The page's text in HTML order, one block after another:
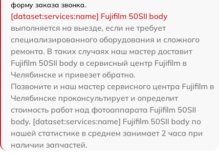
форму заказа звонка.
[dataset:services:name] Fujifilm 50SII body
выполняется на выезде, если не требует
специализированного оборудования и сложного
ремонта. В таких случаях наш мастер доставит
Fujifilm 50SII body в сервисный центр Fujifilm в
Челябинске и привезет обратно.
Позвоните и наш мастер сервисного центра Fujifilm в
Челябинске проконсультирует и определит
стоимость работ над фотоаппарата Fujifilm 50SII
body. [dataset:services:name] Fujifilm 50SII body по
нашей статистике в среднем занимает 2 часа при
наличии запчастей.